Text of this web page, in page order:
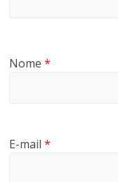
Nome*
E-mail*